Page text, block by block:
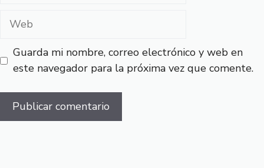
Web
Guarda mi nombre, correo electrónico y web en
este navegador para la próxima vez que comente.